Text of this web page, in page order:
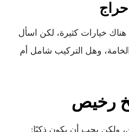
خيارات كثيرة، لكن اسأل
وهل التركيب شامل أم
رخيص
ولكن يجب أن يكون ذكيًا: